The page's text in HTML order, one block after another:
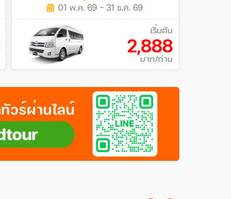
01 พ.ค. 69 - 31 ธ.ค. 69
เริ่มต้น
2,888
บาท/ท่าน